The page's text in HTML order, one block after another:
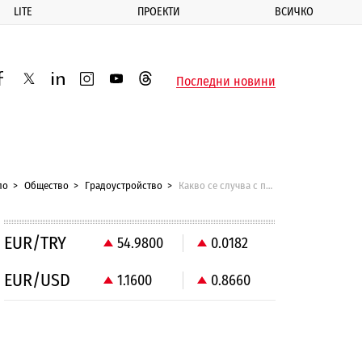
LITE ПРОЕКТИ ВСИЧКО
twitterlinkedininstagram
youtubethreadsПоследни новини
Общество Градоустройство Какво се случва с позабравения Втори градски ринг на София?
EUR/TRY 54.9800 0.0182
EUR/USD 1.1600 0.8660